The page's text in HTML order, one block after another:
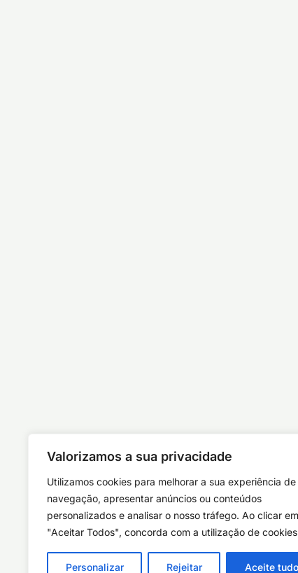
Valorizamos a sua privacidade
Utilizamos cookies para melhorar a sua experiência de
navegação, apresentar anúncios ou conteúdos
personalizados e analisar o nosso tráfego. Ao clicar em
"Aceitar Todos", concorda com a utilização de
Personalizar Rejeitar Aceite tudo